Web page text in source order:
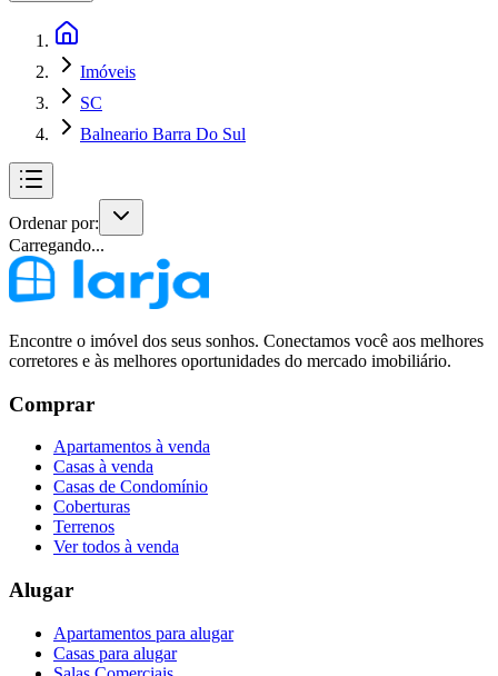
Imóveis
SC
Balneario Barra Do Sul
Ordenar por:
Carregando...
Encontre o imóvel dos seus sonhos. Conectamos você aos melhores
corretores e às melhores oportunidades do mercado imobiliário.
Comprar
Apartamentos à venda
Casas à venda
Casas de Condomínio
Coberturas
Terrenos
Ver todos à venda
Alugar
Apartamentos para alugar
Casas para alugar